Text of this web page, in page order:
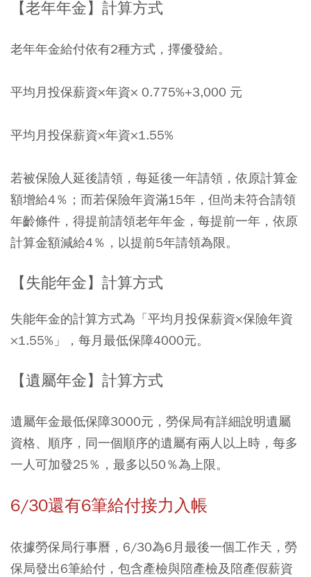
【老年年金】計算方式
老年年金給付依有2種方式，擇優發給。
平均月投保薪資×年資× 0.775%+3,000 元
平均月投保薪資×年資×1.55%
若被保險人延後請領，每延後一年請領，依原計算金
額增給4％；而若保險年資滿15年，但尚未符合請領
年齡條件，得提前請領老年年金，每提前一年，依原
計算金額減給4％，以提前5年請領為限。
【失能年金】計算方式
失能年金的計算方式為「平均月投保薪資×保險年資
×1.55%」，每月最低保障4000元。
【遺屬年金】計算方式
遺屬年金最低保障3000元，勞保局有詳細說明遺屬
資格、順序，同一個順序的遺屬有兩人以上時，每多
一人可加發25％，最多以50％為上限。
6/30還有6筆給付接力入帳
依據勞保局行事曆，6/30為6月最後一個工作天，勞
保局發出6筆給付，包含產檢與陪產檢及陪產假薪資